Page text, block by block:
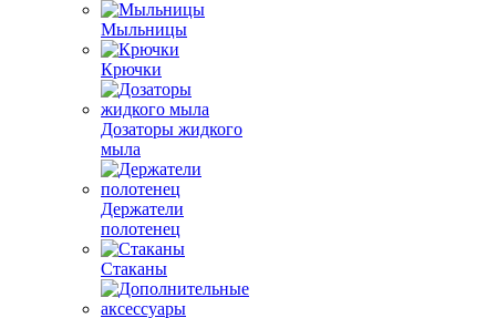
Мыльницы
Крючки
Дозаторы жидкого
мыла
Держатели
полотенец
Стаканы